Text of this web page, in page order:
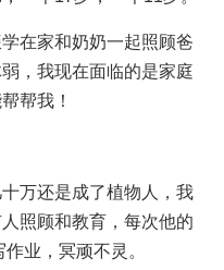
在家和奶奶一起照顾爸
，我现在面临的是家庭
帮我！
万还是成了植物人，我
照顾和教育，每次他的
业，冥顽不灵。